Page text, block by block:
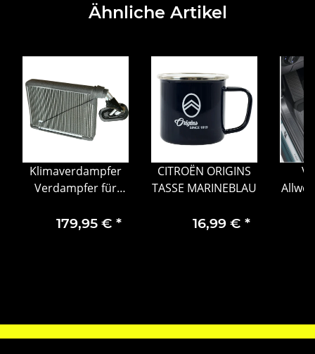
Ähnliche Artikel
Klimaverdampfer
Verdampfer für
Impreza GE GH GR
179,95 € *
CITROËN ORIGINS
TASSE MARINEBLAU
16,99 € *